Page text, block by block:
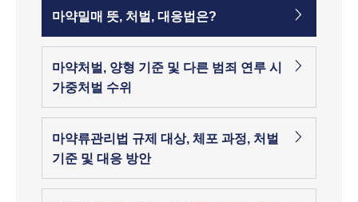
마약밀매 뜻, 처벌, 대응법은?
마약처벌, 양형 기준 및 다른 범죄 연루 시
가중처벌 수위
마약류관리법 규제 대상, 체포 과정, 처벌
기준 및 대응 방안